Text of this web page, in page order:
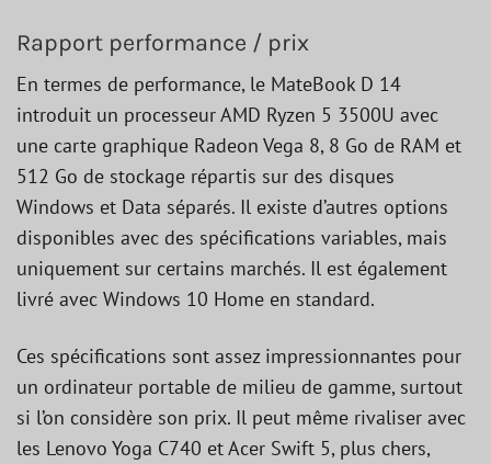
Rapport performance / prix
En termes de performance, le MateBook D 14
introduit un processeur AMD Ryzen 5 3500U avec
une carte graphique Radeon Vega 8, 8 Go de RAM et
512 Go de stockage répartis sur des disques
Windows et Data séparés. Il existe d’autres options
disponibles avec des spécifications variables, mais
uniquement sur certains marchés. Il est également
livré avec Windows 10 Home en standard.
Ces spécifications sont assez impressionnantes pour
un ordinateur portable de milieu de gamme, surtout
si l’on considère son prix. Il peut même rivaliser avec
les Lenovo Yoga C740 et Acer Swift 5, plus chers,